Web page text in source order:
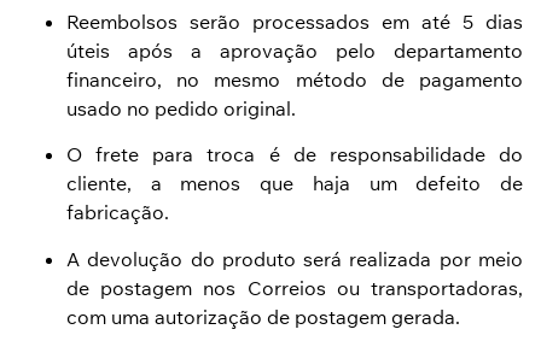
Reembolsos serão processados em até 5 dias
úteis após a aprovação pelo departamento
financeiro, no mesmo método de pagamento
usado no pedido original.
O frete para troca é de responsabilidade do
cliente, a menos que haja um defeito de
fabricação.
A devolução do produto será realizada por meio
de postagem nos Correios ou transportadoras,
com uma autorização de postagem gerada.